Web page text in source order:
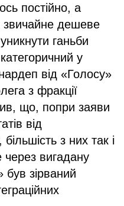
постійно, а
звичайне дешеве
ганьби
у
від «Голосу»
з фракції
що, попри заяви
від
з них так і
вигадану
був зірваний